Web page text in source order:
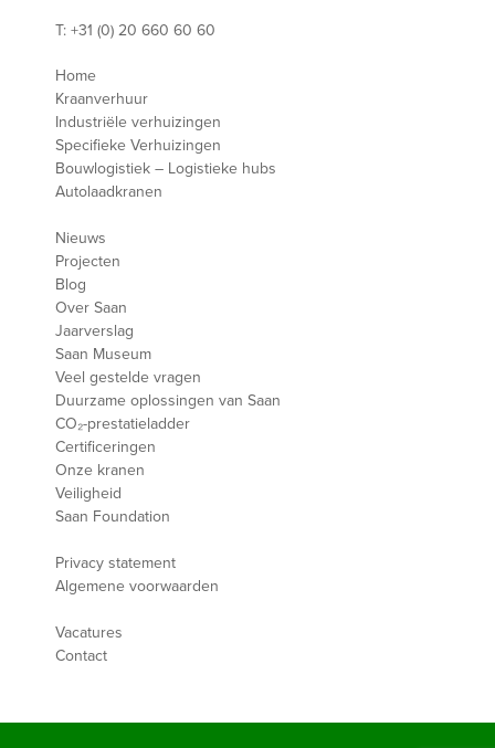
T: +31 (0) 20 660 60 60
Home
Kraanverhuur
Industriële verhuizingen
Specifieke Verhuizingen
Bouwlogistiek – Logistieke hubs
Autolaadkranen
Nieuws
Projecten
Blog
Over Saan
Jaarverslag
Saan Museum
Veel gestelde vragen
Duurzame oplossingen van Saan
CO₂-prestatieladder
Certificeringen
Onze kranen
Veiligheid
Saan Foundation
Privacy statement
Algemene voorwaarden
Vacatures
Contact